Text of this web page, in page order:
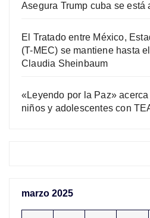
Asegura Trump cuba se está
El Tratado entre México,
(T-MEC) se mantiene hasta
Claudia Sheinbaum
«Leyendo por la Paz»
niños y adolescentes con
marzo 2025